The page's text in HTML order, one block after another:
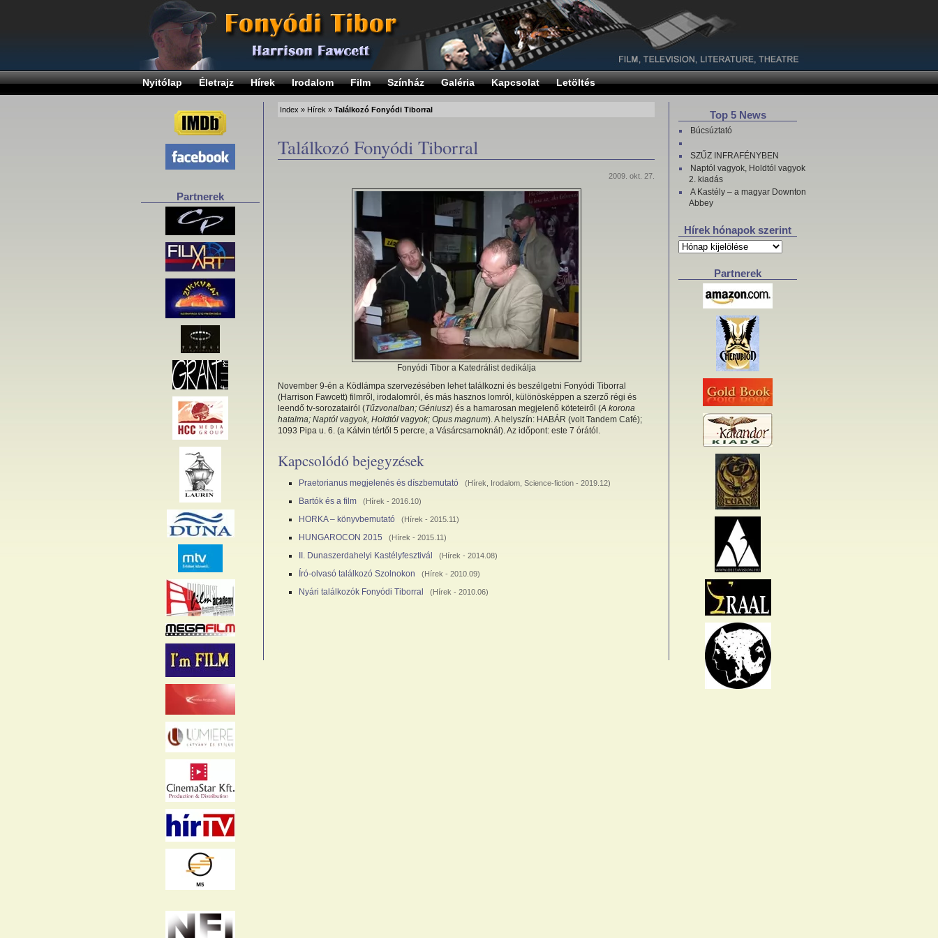
Nyitólap Életrajz Hírek Irodalom Film Színház Galéria Kapcsolat Letöltés
Partnerek
Index » Hírek » Találkozó Fonyódi Tiborral
Találkozó Fonyódi Tiborral
2009. okt. 27.
Fonyódi Tibor a Katedrálist dedikálja
November 9-én a Ködlámpa szervezésében lehet találkozni és beszélgetni Fonyódi Tiborral
(Harrison Fawcett) filmről, irodalomról, és más hasznos lomról, különösképpen a szerző régi és
leendő tv-sorozatairól (Tűzvonalban; Géniusz) és a hamarosan megjelenő köteteiről (A korona
hatalma; Naptól vagyok, Holdtól vagyok; Opus magnum). A helyszín: HABÁR (volt Tandem Café);
1093 Pipa u. 6. (a Kálvin tértől 5 percre, a Vásárcsarnoknál). Az időpont: este 7 órától.
Kapcsolódó bejegyzések
Praetorianus megjelenés és díszbemutató (Hírek Irodalom Science-fiction - 2019.12)
Bartók és a film (Hírek - 2016.10)
HORKA – könyvbemutató (Hírek - 2015.11)
HUNGAROCON 2015 (Hírek - 2015.11)
II. Dunaszerdahelyi Kastélyfesztivál (Hírek - 2014.08)
Író-olvasó találkozó Szolnokon (Hírek - 2010.09)
Nyári találkozók Fonyódi Tiborral (Hírek - 2010.06)
Top 5 News
Búcsúztató
SZŰZ INFRAFÉNYBEN
Naptól vagyok, Holdtól vagyok
2. kiadás
A Kastély – a magyar Downton
Abbey
Hírek hónapok szerint
Hírek
hónapok
Partnerek